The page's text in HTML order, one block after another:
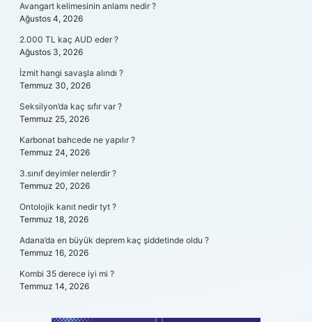
Avangart kelimesinin anlamı nedir ?
Ağustos 4, 2026
2.000 TL kaç AUD eder ?
Ağustos 3, 2026
İzmit hangi savaşla alındı ?
Temmuz 30, 2026
Seksilyon’da kaç sıfır var ?
Temmuz 25, 2026
Karbonat bahcede ne yapılır ?
Temmuz 24, 2026
3.sınıf deyimler nelerdir ?
Temmuz 20, 2026
Ontolojik kanıt nedir tyt ?
Temmuz 18, 2026
Adana’da en büyük deprem kaç şiddetinde oldu ?
Temmuz 16, 2026
Kombi 35 derece iyi mi ?
Temmuz 14, 2026